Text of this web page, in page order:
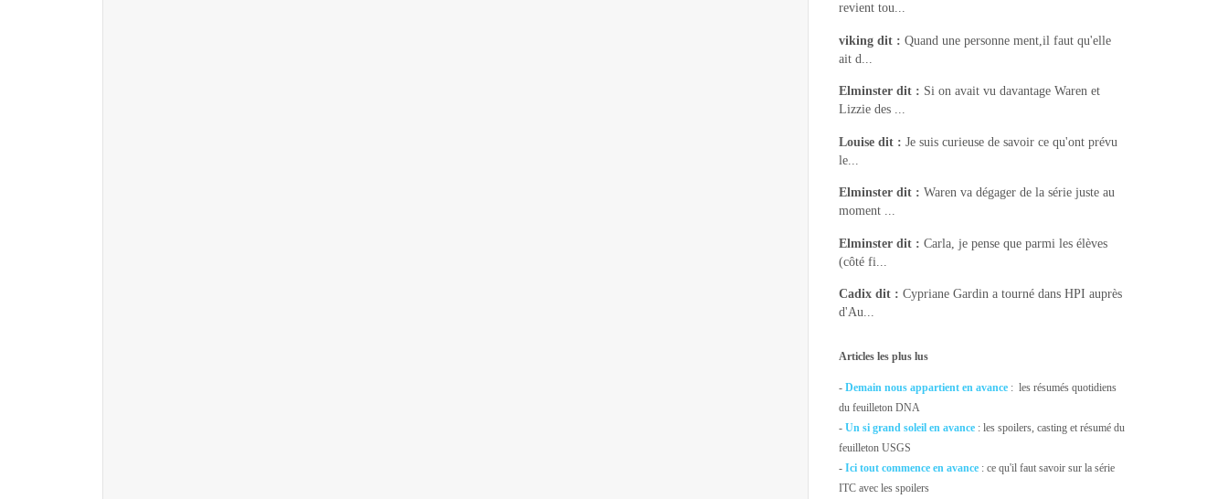
revient tou...
viking dit : Quand une personne ment,il faut qu'elle
ait d...
Elminster dit : Si on avait vu davantage Waren et
Lizzie des ...
Louise dit : Je suis curieuse de savoir ce qu'ont prévu
le...
Elminster dit : Waren va dégager de la série juste au
moment ...
Elminster dit : Carla, je pense que parmi les élèves
(côté fi...
Cadix dit : Cypriane Gardin a tourné dans HPI auprès
d'Au...
Articles les plus lus
-Demain nous appartient en avance : les résumés quotidiens
du feuilleton DNA
-Un si grand soleil en avance : les spoilers, casting et résumé du
feuilleton USGS
-Ici tout commence en avance : ce qu'il faut savoir sur la série
ITC avec les spoilers